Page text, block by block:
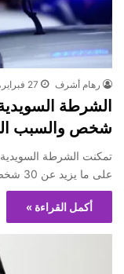
رهام أشرف 27 فبراير، 2024
شخص والسبب
تمكنت الشرطة
على ما يزيد عن 30 شخصًا، وذلك بفضل القانون…
أكمل القراءة »